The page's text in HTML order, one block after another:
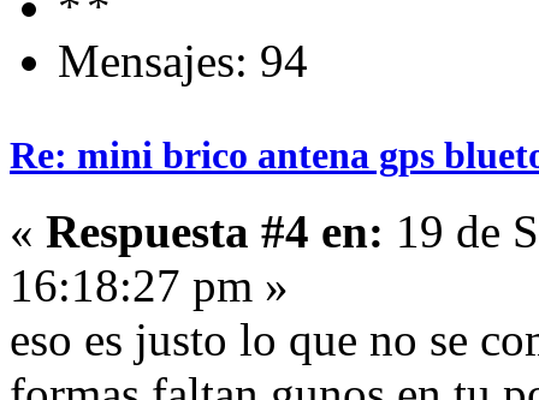
Mensajes: 94
Re: mini brico antena gps
« Respuesta #4 en: 19 de
16:18:27 pm »
eso es justo lo que no se